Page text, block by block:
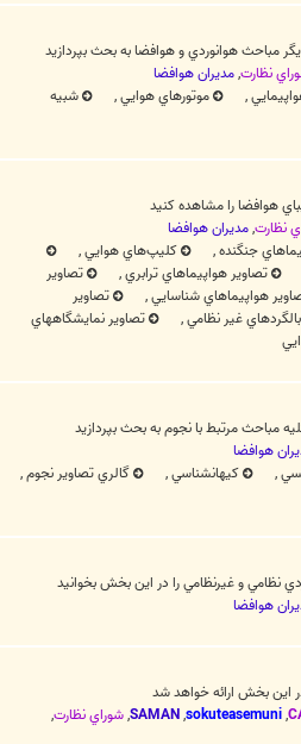
مباحث هوانوردي و هوافضا به بحث بپردازيد
نظارت,مديران هوافضا
, موتورهاي هوايي,
شبيه
هوافضا را مشاهده کنيد
نظارت,مديران هوافضا
جنگنده, کليپ‌هاي هوايي,
تصاوير هواپيماهاي ترابري,
تصاوير
هواپيماهاي شناسايي,
تصاوير
غير نظامي,
تصاوير نمايشگاههاي
مباحث مرتبط با نجوم به بحث بپردازيد
هوافضا
, كيهانشناسي, گالري تصاوير نجوم,
نظامي و غيرنظامي را در اين بخش بخوانيد
هوافضا
اين بخش ارائه خواهد شد
,
sokuteasemuni
,
SAMAN
,شوراي نظارت,